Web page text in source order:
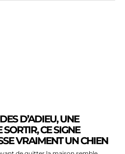
D’ADIEU, UNE
CE SIGNE
VRAIMENT UN CHIEN